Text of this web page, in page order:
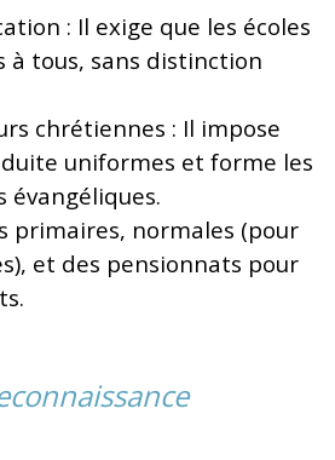
: Il exige que les écoles
à tous, sans distinction
chrétiennes : Il impose
uniformes et forme les
évangéliques.
primaires, normales (pour
et des pensionnats pour